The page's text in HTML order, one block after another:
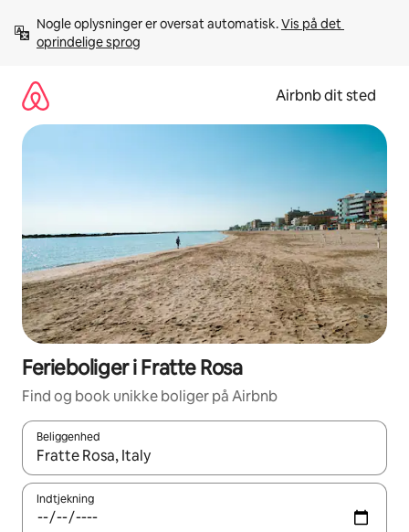
videre
Nogle oplysninger er oversat automatisk. Vis på det
oprindelige sprog
Airbnb dit sted
Ferieboliger i Fratte Rosa
Find og book unikke boliger på Airbnb
Beliggenhed
Når resultaterne er tilgængelige, skal du navigere med
Indtjekning